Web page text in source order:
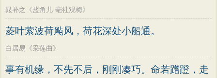
晁补之《盐角儿·亳社观梅》
菱叶萦波荷飐风，荷花深处小船通。
白居易《采莲曲》
事有机缘，不先不后，刚刚凑巧。命若蹭蹬，走